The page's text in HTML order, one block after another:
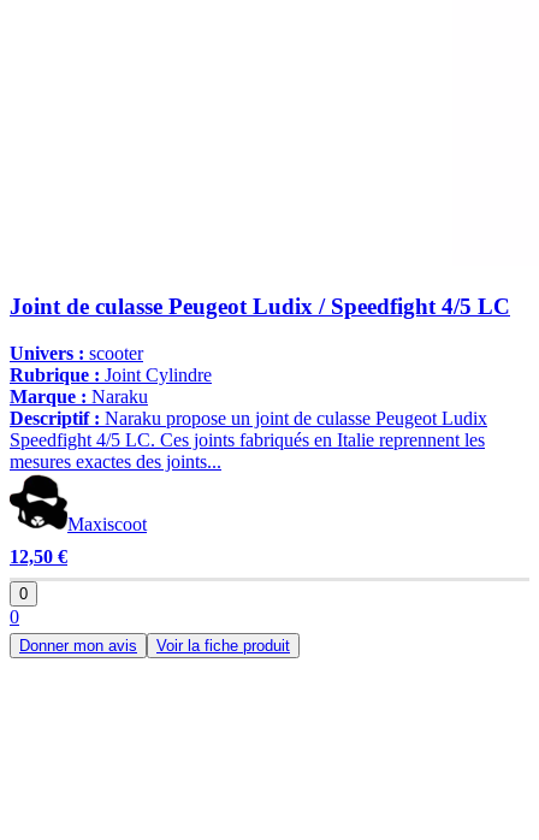
Joint de culasse Peugeot Ludix / Speedfight 4/5 LC
Univers : scooter
Rubrique : Joint Cylindre
Marque : Naraku
Descriptif : Naraku propose un joint de culasse Peugeot Ludix
Speedfight 4/5 LC. Ces joints fabriqués en Italie reprennent les
mesures exactes des joints...
Maxiscoot
12,50 €
0
0
Donner mon avis Voir la fiche produit